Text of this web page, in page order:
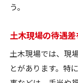
う。
土木現場の待遇
土木現場では、現
とがあります。特